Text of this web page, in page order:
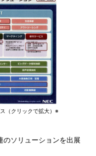
（クリックで拡大）※
ソリューションを出展